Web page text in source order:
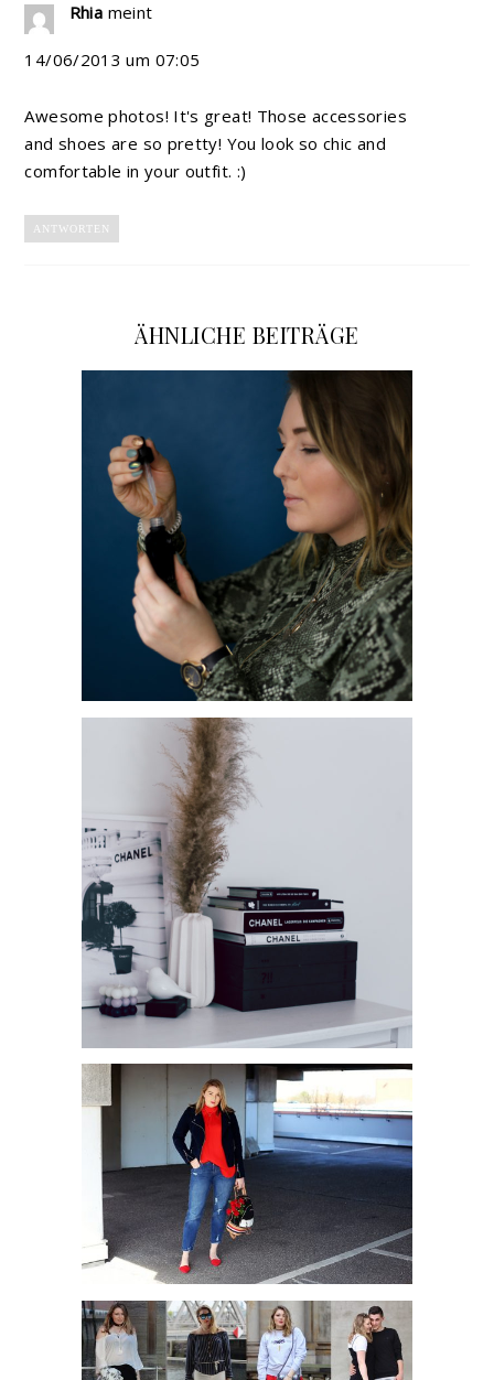
Rhia meint
14/06/2013 um 07:05
Awesome photos! It's great! Those accessories
and shoes are so pretty! You look so chic and
comfortable in your outfit. :)
ANTWORTEN
ÄHNLICHE BEITRÄGE
JETZT WIRD ES GRÜN: DER
CBD TREND
POSTER VON GALLERIX
ROTE BLUSE MIT
RÜSCHENDETAILS